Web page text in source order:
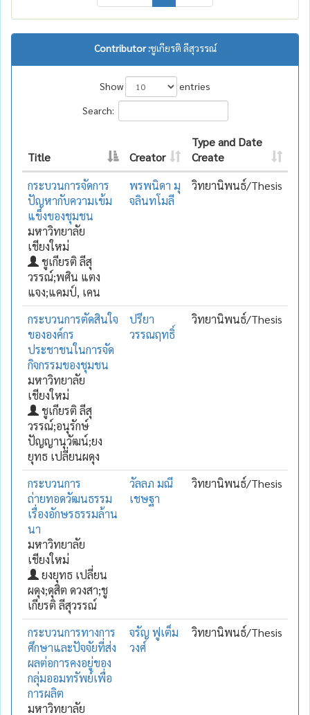
Contributor :ชูเกียรติ ลีสุวรรณ์
Show
entries
Search:
Title Creator
Type and Date
Create
กระบวนการจัดการ
ปัญหากับความเข้ม
แข็งของชุมชน
มหาวิทยาลัย
เชียงใหม่
ชูเกียรติ ลีสุ
วรรณ์;พศิน แตง
แจง;แคมป์, เคน
พรพนิดา มุ
จลินทโมลี
วิทยานิพนธ์/Thesis
กระบวนการตัดสินใจ
ขององค์กร
ประชาชนในการจัด
กิจกรรมของชุมชน
มหาวิทยาลัย
เชียงใหม่
ชูเกียรติ ลีสุ
วรรณ์;อนุรักษ์
ปัญญานุวัฒน์;ยง
ยุทธ เปลี่ยนผดุง
ปรียา
วรรณฤทธิ์
วิทยานิพนธ์/Thesis
กระบวนการ
ถ่ายทอดวัฒนธรรม
เรื่องอักษรธรรมล้าน
นา
มหาวิทยาลัย
เชียงใหม่
ยงยุทธ เปลี่ยน
ผดุง;ดุสิต ดวงสา;ชู
เกียรติ ลีสุวรรณ์
วัลลภ มณี
เชษฐา
วิทยานิพนธ์/Thesis
กระบวนการทางการ
ศึกษาและปัจจัยที่ส่ง
ผลต่อการคงอยู่ของ
กลุ่มออมทรัพย์เพื่อ
การผลิต
มหาวิทยาลัย
จรัญ ฟูเต็ม
วงศ์
วิทยานิพนธ์/Thesis